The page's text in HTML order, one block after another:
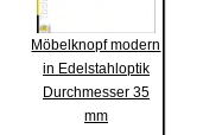
Möbelknopf modern
in Edelstahloptik
Durchmesser 35
mm